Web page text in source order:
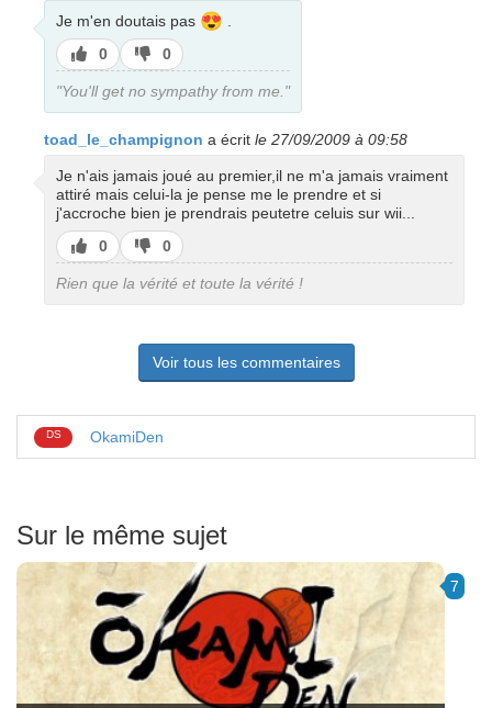
Je m'en doutais pas 😍
J’aime
0
J’aime
pas
0
"You'll get no sympathy from me."
toad_le_champignon a écrit le 27/09/2009 à 09:58
Je n'ais jamais joué au premier,il ne m'a jamais vraiment
attiré mais celui-la je pense me le prendre et si
j'accroche bien je prendrais peutetre celuis sur wii...
J’aime
0
J’aime
pas
0
Rien que la vérité et toute la vérité !
Voir tous les commentaires
DS OkamiDen
Sur le même sujet
7